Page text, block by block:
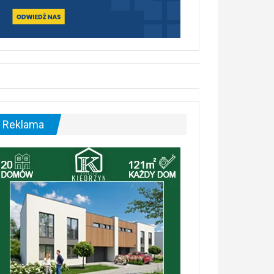
Reklama